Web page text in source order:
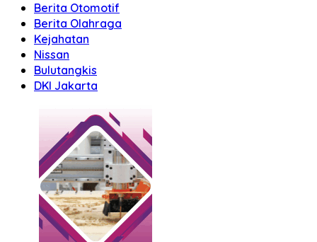
Berita Otomotif
Berita Olahraga
Kejahatan
Nissan
Bulutangkis
DKI Jakarta